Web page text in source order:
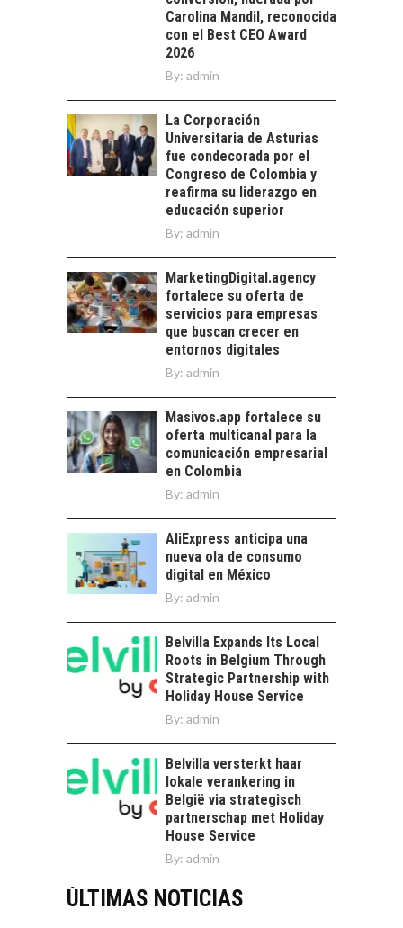
TRANSFORMACIÓN
DE LOS RECURSOS
HUMANOS EN LAS
EMPRESAS
CHILENAS
estratégica de los
recursos humanos en
las empresas…
FINANCIAMIENTO
PARA PYMES EN
CHILE:
ALTERNATIVAS MÁS
ALLÁ DEL CRÉDITO
BANCARIO
Financiamiento para
pymes en Chile:
alternativas que
trascienden el
crédito…
EL CRECIMIENTO DE
LOS SERVICIOS
DIGITALES
EXPORTADOS DESDE
CHILE
servicios digitales en
Chile:…
Carolina Mandil, reconocida
con el Best CEO Award
2026
By: admin
La Corporación
Universitaria de Asturias
fue condecorada por el
Congreso de Colombia y
reafirma su liderazgo en
educación superior
By: admin
MarketingDigital.agency
fortalece su oferta de
servicios para empresas
que buscan crecer en
entornos digitales
By: admin
Masivos.app fortalece su
oferta multicanal para la
comunicación empresarial
en Colombia
By: admin
AliExpress anticipa una
nueva ola de consumo
digital en México
By: admin
Belvilla Expands Its Local
Roots in Belgium Through
Strategic Partnership with
Holiday House Service
By: admin
Belvilla versterkt haar
lokale verankering in
België via strategisch
partnerschap met Holiday
House Service
By: admin
ÚLTIMAS NOTICIAS